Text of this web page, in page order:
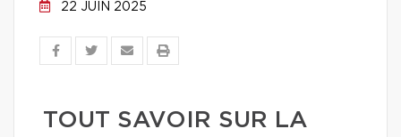
22 JUIN 2025
TOUT SAVOIR SUR LA